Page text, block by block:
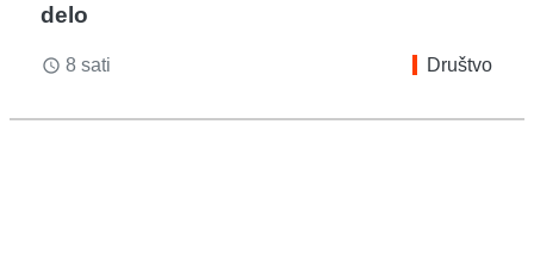
delo
access_time 8 sati Društvo